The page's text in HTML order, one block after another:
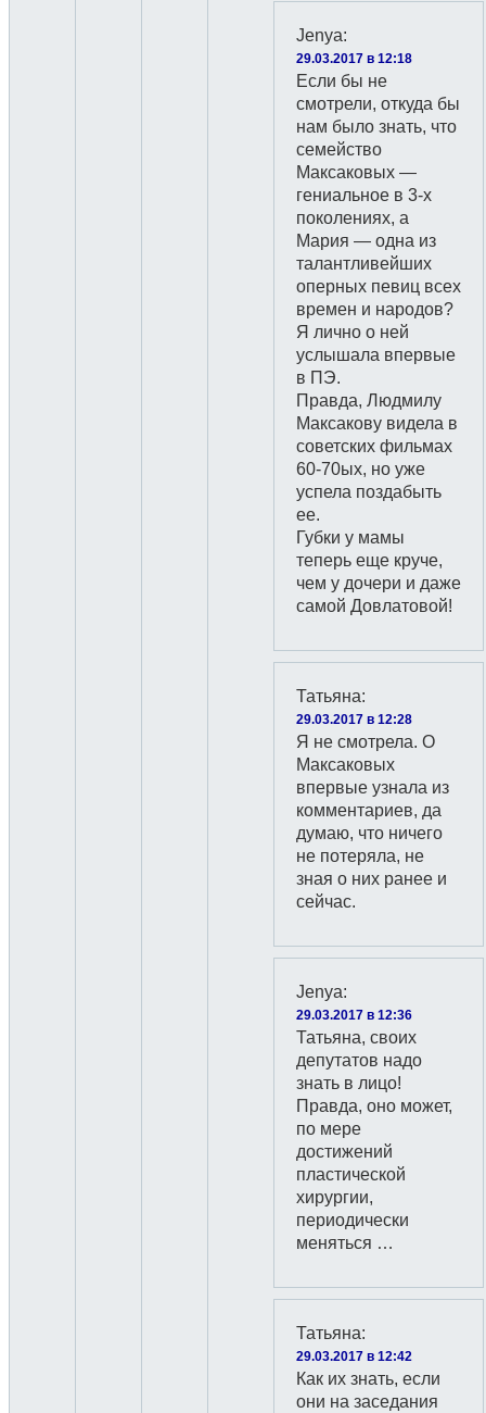
Jenyа:
29.03.2017 в 12:18
Если бы не
смотрели, откуда бы
нам было знать, что
семейство
Максаковых —
гениальное в 3-х
поколениях, а
Мария — одна из
талантливейших
оперных певиц всех
времен и народов?
Я лично о ней
услышала впервые
в ПЭ.
Правда, Людмилу
Максакову видела в
советских фильмах
60-70ых, но уже
успела поздабыть
ее.
Губки у мамы
теперь еще круче,
чем у дочери и даже
самой Довлатовой!
Татьяна:
29.03.2017 в 12:28
Я не смотрела. О
Максаковых
впервые узнала из
комментариев, да
думаю, что ничего
не потеряла, не
зная о них ранее и
сейчас.
Jenyа:
29.03.2017 в 12:36
Татьяна, своих
депутатов надо
знать в лицо!
Правда, оно может,
по мере
достижений
пластической
хирургии,
периодически
меняться …
Татьяна:
29.03.2017 в 12:42
Как их знать, если
они на заседания